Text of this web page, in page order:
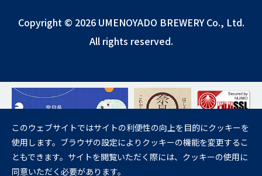
Copyright © 2026 UMENOYADO BREWERY Co., Ltd.
All rights reserved.
飲酒は20歳になってから。
妊娠中や授乳期の飲酒は、胎児・乳児の発育に悪影響を与えるおそれが
あります。
このウェブサイトではサイトの利便性の向上を目的にクッキーを
使用します。ブラウザの設定によりクッキーの機能を変更するこ
ともできます。サイトを閲覧いただく際には、クッキーの使用に
同意いただく必要があります。